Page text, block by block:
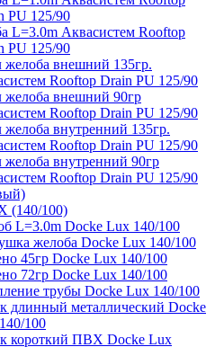
PU 125/90
L=3.0m Аквасистем Rooftop
PU 125/90
желоба внешний 135гр.
Rooftop Drain PU 125/90
желоба внешний 90гр
Rooftop Drain PU 125/90
желоба внутренний 135гр.
Rooftop Drain PU 125/90
желоба внутренний 90гр
Rooftop Drain PU 125/90
(140/100)
L=3.0m Docke Lux 140/100
желоба Docke Lux 140/100
45гр Docke Lux 140/100
72гр Docke Lux 140/100
трубы Docke Lux 140/100
длинный металлический Docke
100
короткий ПВХ Docke Lux